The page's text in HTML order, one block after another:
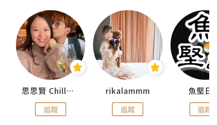
思思賢 ChillMyBabe
追蹤
rikalammm
追蹤
魚堅日
追蹤